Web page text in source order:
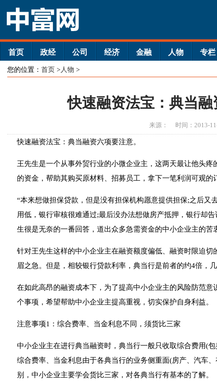
首页 政经 公司 经济 金融 人物 专栏
您的位置： 首页 >人物 >
快速融资法宝：典当
来源： 时间：2013-
快速融资法宝：典当融资六项要注意。
王先生是一个从事外贸行业的小微企业主，这两天最让他头疼
的资金，帮助其购买原材料、招募员工，拿下一笔利润可观的
“本来想做担保贷款，但是没有担保机构愿意提供担保;之后又
用低，银行审核很难通过;最后没办法想做房产抵押，银行却
生很是无奈的一番回答，道出众多急需资金的中小企业主的苦
针对王先生这样的中小企业主在融资额度偏低、融资时限迫
眉之急。但是，相较银行贷款利率，典当行是前者的约4倍，
在如此高昂的融资成本下，为了提高中小企业主的风险防范
个事项，希望帮助中小企业主提高重视，切实保护自身利益。
注意事项1：综合费率、当金利息不同，须货比三家
中小企业主在进行典当融资时，典当行一般只收取综合费用(
综合费率、当金利息由于各典当行的业务侧重面(房产、汽车
别，中小企业主要学会货比三家，对各典当行有基本的了解。